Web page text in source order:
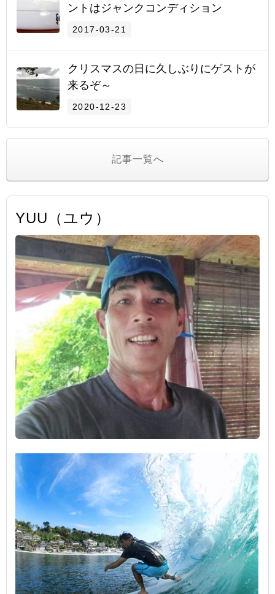
ントはジャンクコンディション
2017-03-21
クリスマスの日に久しぶりにゲストが
来るぞ～
2020-12-23
記事一覧へ
YUU（ユウ）